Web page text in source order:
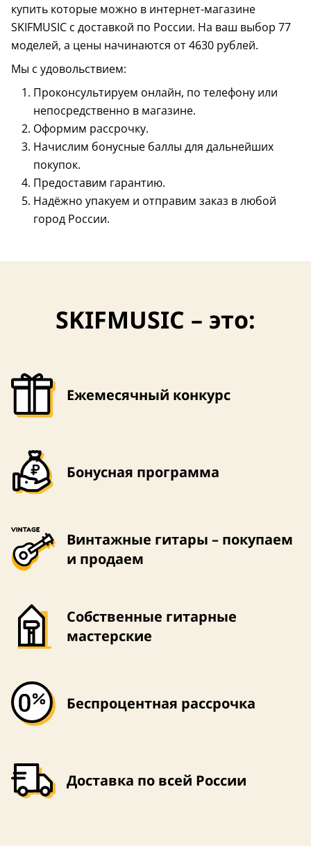
Размер – 3/4
чехол в комплекте
купить которые можно в интернет-магазине
SKIFMUSIC с доставкой по России. На ваш выбор 77
моделей, а цены начинаются от 4630 рублей.
Мы с удовольствием:
Проконсультируем онлайн, по телефону или
непосредственно в магазине.
Оформим рассрочку.
Начислим бонусные баллы для дальнейших
покупок.
Предоставим гарантию.
Надёжно упакуем и отправим заказ в любой
город России.
SKIFMUSIC – это:
Ежемесячный конкурс
Бонусная программа
Винтажные гитары – покупаем
и продаем
Собственные гитарные
мастерские
Беспроцентная рассрочка
Доставка по всей России